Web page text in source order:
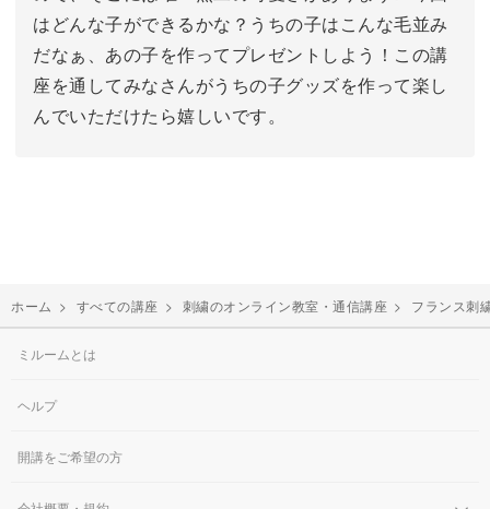
はどんな子ができるかな？うちの子はこんな毛並み
だなぁ、あの子を作ってプレゼントしよう！この講
座を通してみなさんがうちの子グッズを作って楽し
んでいただけたら嬉しいです。
ホーム > すべての講座 > 刺繍のオンライン教室・通信講座 > フランス刺
ミルームとは
ヘルプ
開講をご希望の方